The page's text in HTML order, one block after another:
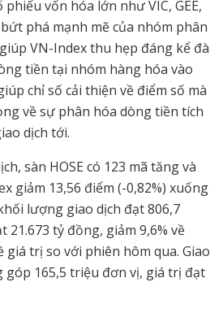
vốn hóa lớn như VIC, GEE,
phá mạnh mẽ của nhóm phân
VN-Index thu hẹp đáng kể đà
tiền tại nhóm hàng hóa vào
chỉ số cải thiện về điểm số mà
về sự phân hóa dòng tiền tích
dịch tới.
sàn HOSE có 123 mã tăng và
giảm 13,56 điểm (-0,82%) xuống
lượng giao dịch đạt 806,7
tỷ đồng, giảm 9,6% về
giá trị so với phiên hôm qua. Giao
165,5 triệu đơn vị, giá trị đạt